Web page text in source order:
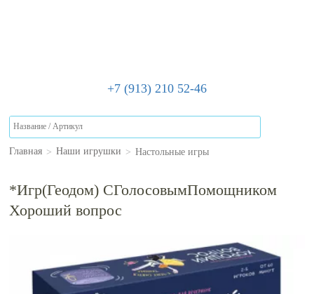
+7 (913) 210 52-46
Главная > Наши игрушки > Настольные игры
*Игр(Геодом) СГолосовымПомощником
Хороший вопрос